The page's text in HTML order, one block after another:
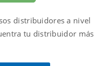
distribuidores a nivel
tu distribuidor más